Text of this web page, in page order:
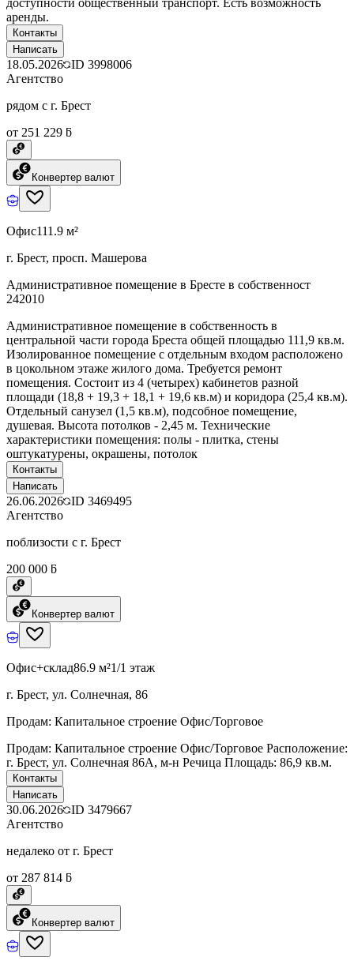
аренды.
Контакты
Написать
18.05.2026 ID 3998006
Агентство
рядом с г. Брест
от 251 229 ƃ
Конвертер валют
Офис111.9 м²
г. Брест, просп. Машерова
Административное помещение в Бресте в собственност
242010
Административное помещение в собственность в
центральной части города Бреста общей площадью 111,9 кв.м.
Изолированное помещение с отдельным входом расположено
в цокольном этаже жилого дома. Требуется ремонт
помещения. Состоит из 4 (четырех) кабинетов разной
площади (18,8 + 19,3 + 18,1 + 19,6 кв.м) и коридора (25,4 кв.м).
Отдельный санузел (1,5 кв.м), подсобное помещение,
душевая. Высота потолков - 2,45 м. Технические
характеристики помещения: полы - плитка, стены
оштукатурены, окрашены, потолок
Контакты
Написать
26.06.2026 ID 3469495
Агентство
поблизости с г. Брест
200 000 ƃ
Конвертер валют
Офис+склад86.9 м²1/1 этаж
г. Брест, ул. Солнечная, 86
Продам: Капитальное строение Офис/Торговое
Продам: Капитальное строение Офис/Торговое Расположение:
г. Брест, ул. Солнечная 86А, м-н Речица Площадь: 86,9 кв.м.
Контакты
Написать
30.06.2026 ID 3479667
Агентство
недалеко от г. Брест
от 287 814 ƃ
Конвертер валют